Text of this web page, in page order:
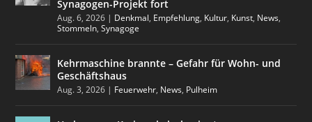
Synagogen-Projekt fort
Aug. 6, 2026 | Denkmal, Empfehlung, Kultur, Kunst, News,
Stommeln,Synagoge
Kehrmaschine brannte – Gefahr für Wohn- und
Geschäftshaus
Aug. 3, 2026 | Feuerwehr, News, Pulheim